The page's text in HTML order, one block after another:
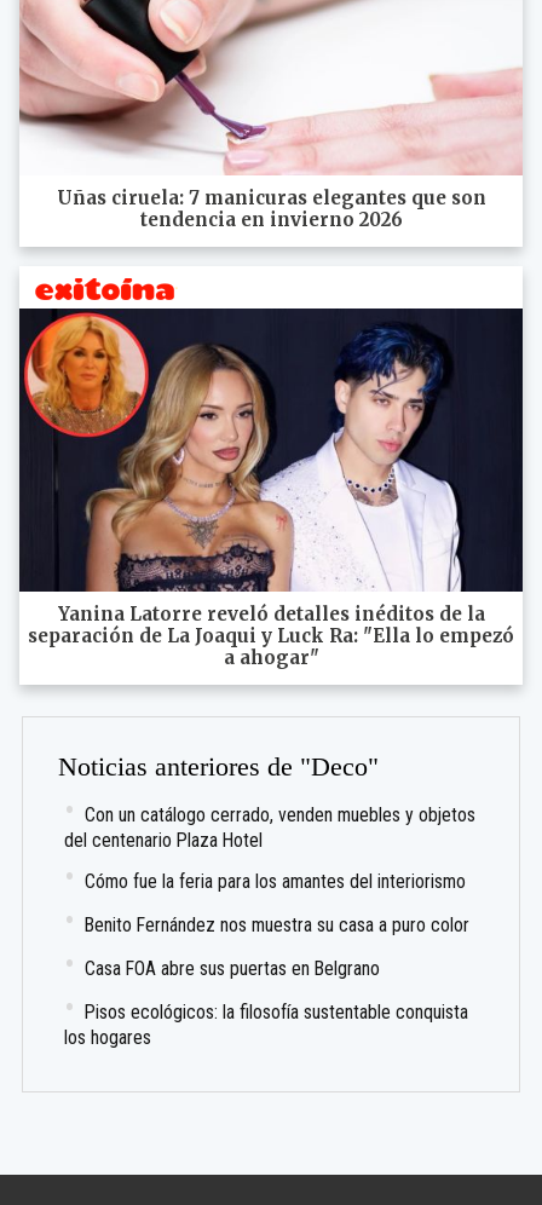
Uñas ciruela: 7 manicuras elegantes que son
tendencia en invierno 2026
Yanina Latorre reveló detalles inéditos de la
separación de La Joaqui y Luck Ra: "Ella lo empezó
a ahogar"
Noticias anteriores de "Deco"
Con un catálogo cerrado, venden muebles y objetos
del centenario Plaza Hotel
Cómo fue la feria para los amantes del interiorismo
Benito Fernández nos muestra su casa a puro color
Casa FOA abre sus puertas en Belgrano
Pisos ecológicos: la filosofía sustentable conquista
los hogares